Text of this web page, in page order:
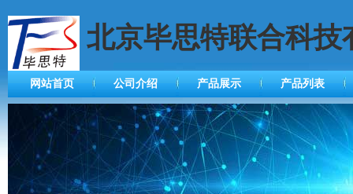
北京毕思特联合科技
网站首页 公司介绍 产品展示 产品列表